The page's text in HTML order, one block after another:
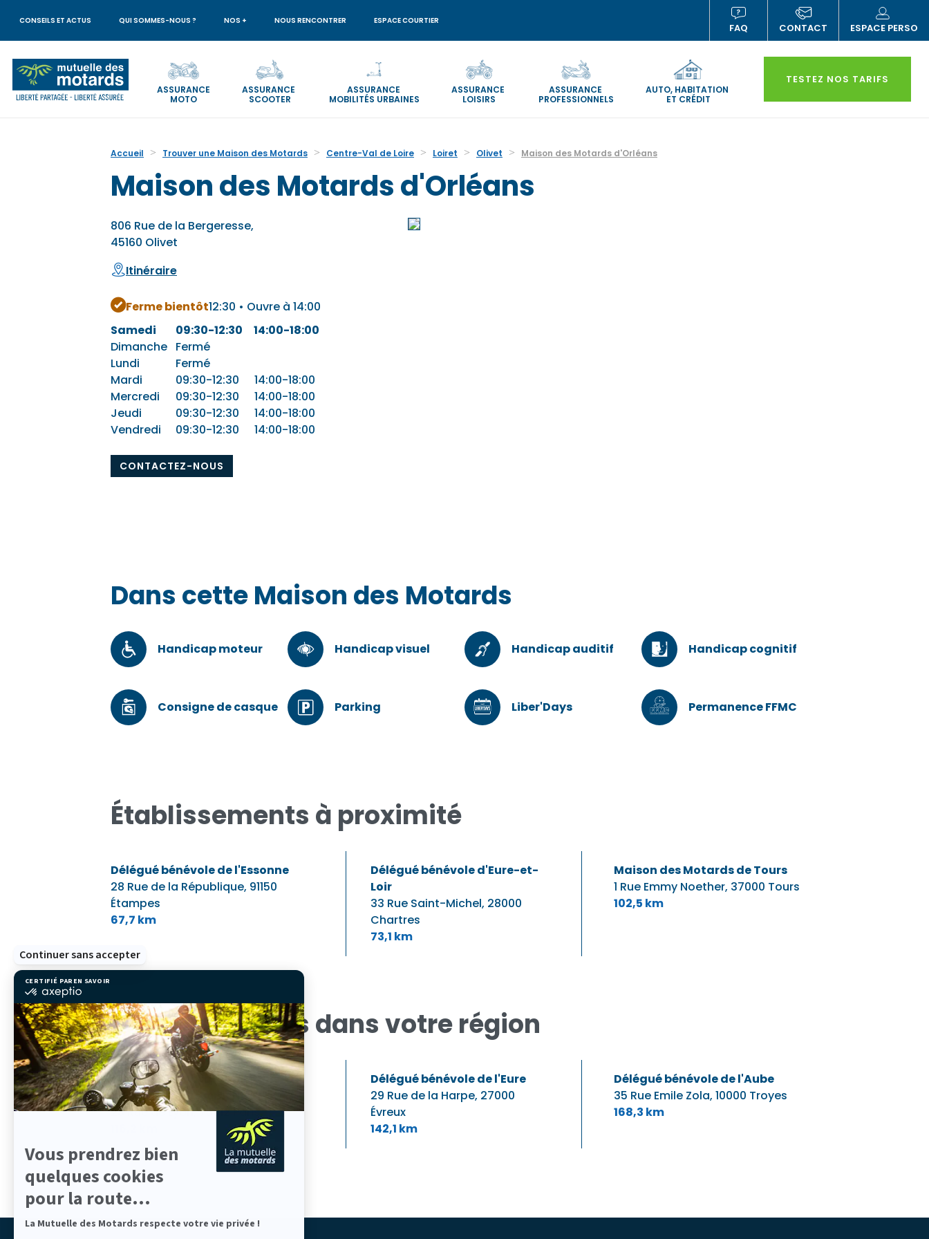
CERTIFIÉ PAR EN SAVOIR PLUS SUR
certifié
Axeptio
-
En
savoir
plus
sur
Axeptio
Vous prendrez bien
quelques cookies
pour la route...
La Mutuelle des Motards respecte votre vie privée !
Continuer sans accepter
principal
CONSEILS ET ACTUS QUI SOMMES-NOUS ? NOS + NOUS RENCONTRER ESPACE COURTIER
FAQ (NOUVELLE
FENÊTRE)
CONTACT ESPACE PERSO
ASSURANCE
MOTO
ASSURANCE
SCOOTER
ASSURANCE
MOBILITÉS URBAINES
ASSURANCE
LOISIRS
ASSURANCE
PROFESSIONNELS
AUTO, HABITATION
ET CRÉDIT
TESTEZ NOS TARIFS
Accueil Trouver une Maison des Motards Centre-Val de Loire Loiret Olivet Maison des Motards d'Orléans
Maison des Motards d'Orléans
806 Rue de la Bergeresse,
45160 Olivet
Itinéraire
Ferme bientôt12:30 • Ouvre à 14:00
Samedi
09:30-12:30
14:00-18:00
Dimanche Fermé
Lundi
Fermé
Mardi
09:30-12:30
14:00-18:00
Mercredi
09:30-12:30
14:00-18:00
Jeudi
09:30-12:30
14:00-18:00
Vendredi
09:30-12:30 14:00-18:00
CONTACTEZ-NOUS
Dans cette Maison des Motards
Handicap moteur Handicap visuel Handicap auditif Handicap cognitif
Consigne de casque Parking Liber'Days Permanence FFMC
Établissements à proximité
Délégué bénévole de l'Essonne
28 Rue de la République, 91150
Étampes
67,7 km
Délégué bénévole d'Eure-et-
Loir
33 Rue Saint-Michel, 28000
Chartres
73,1 km
Maison des Motards de Tours
1 Rue Emmy Noether, 37000 Tours
102,5 km
Établissements dans votre région
Maison des Motards de Paris -
12ème arrondissement
28 Rue de Lyon,75012 Paris
Délégué bénévole de l'Eure
29 Rue de la Harpe, 27000
Évreux
142,1 km
Délégué bénévole de l'Aube
35 Rue Emile Zola, 10000 Troyes
168,3 km